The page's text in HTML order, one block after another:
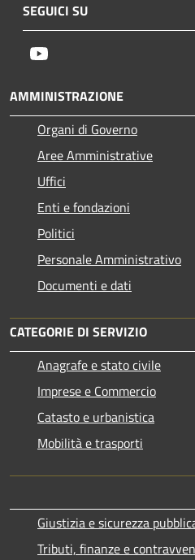
SEGUICI SU
AMMINISTRAZIONE
Organi di Governo
Aree Amministrative
Uffici
Enti e fondazioni
Politici
Personale Amministrativo
Documenti e dati
CATEGORIE DI SERVIZIO
Anagrafe e stato civile
Imprese e Commercio
Catasto e urbanistica
Mobilità e trasporti
Giustizia e sicurezza
Tributi, finanze e